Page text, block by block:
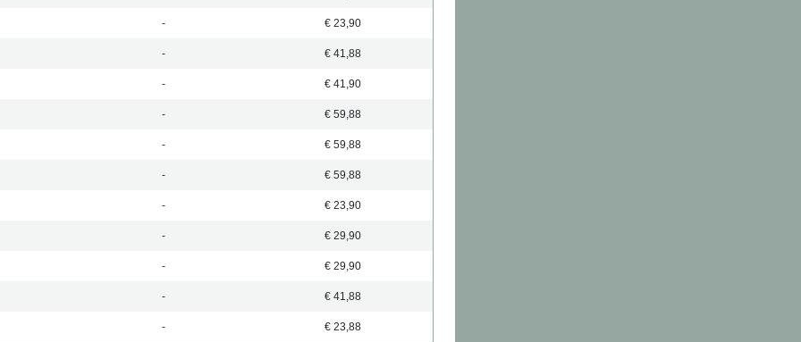
- € 23,90
- € 41,88
- € 41,90
- € 59,88
- € 59,88
- € 59,88
- € 23,90
- € 29,90
- € 29,90
- € 41,88
- € 23,88